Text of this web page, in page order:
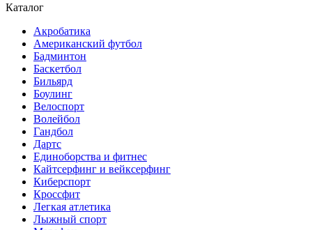
Каталог
Акробатика
Американский футбол
Бадминтон
Баскетбол
Бильярд
Боулинг
Велоспорт
Волейбол
Гандбол
Дартс
Единоборства и фитнес
Кайтсерфинг и вейксерфинг
Киберспорт
Кроссфит
Легкая атлетика
Лыжный спорт